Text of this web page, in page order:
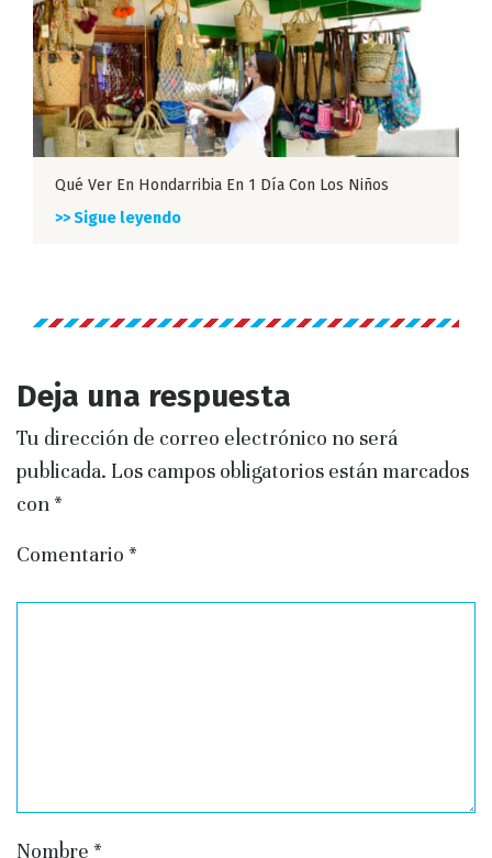
Qué Ver En Hondarribia En 1 Día Con Los Niños
>> Sigue leyendo
Deja una respuesta
Tu dirección de correo electrónico no será
publicada. Los campos obligatorios están marcados
con *
Comentario *
Nombre *